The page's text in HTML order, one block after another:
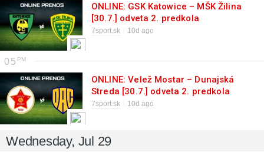
ONLINE: GSK Katowice – MŠK Žilina
[30.7.] odveta 2. predkola
Konferenčnej ligy
7sport.sk 10d ago
05
ONLINE: Velež Mostar – Dunajská
Streda [30.7.] odveta 2. predkola
Konferenčnej ligy
7sport.sk 10d ago
Wednesday, Jul 29